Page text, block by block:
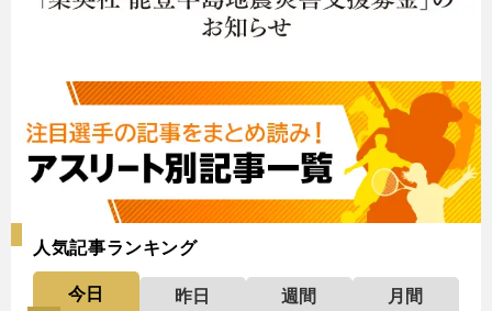
人気記事ランキング
今日 昨日 週間 月間